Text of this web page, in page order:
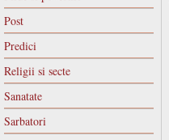
Post
Predici
Religii si secte
Sanatate
Sarbatori